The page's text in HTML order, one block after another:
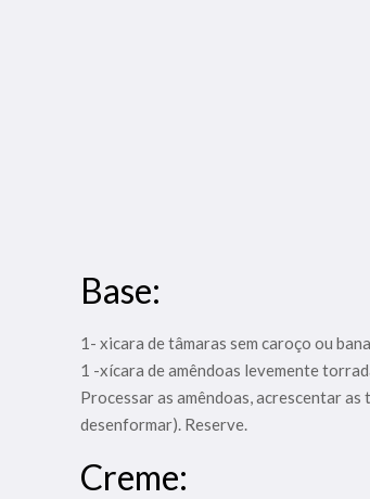
Base:
1- xicara de tâmaras sem caroço ou
1 -xícara de amêndoas levemente
Processar as amêndoas, acrescentar
desenformar). Reserve.
Creme: